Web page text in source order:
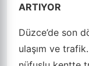
ARTIYOR
Düzce’de son
ulaşım ve trafik.